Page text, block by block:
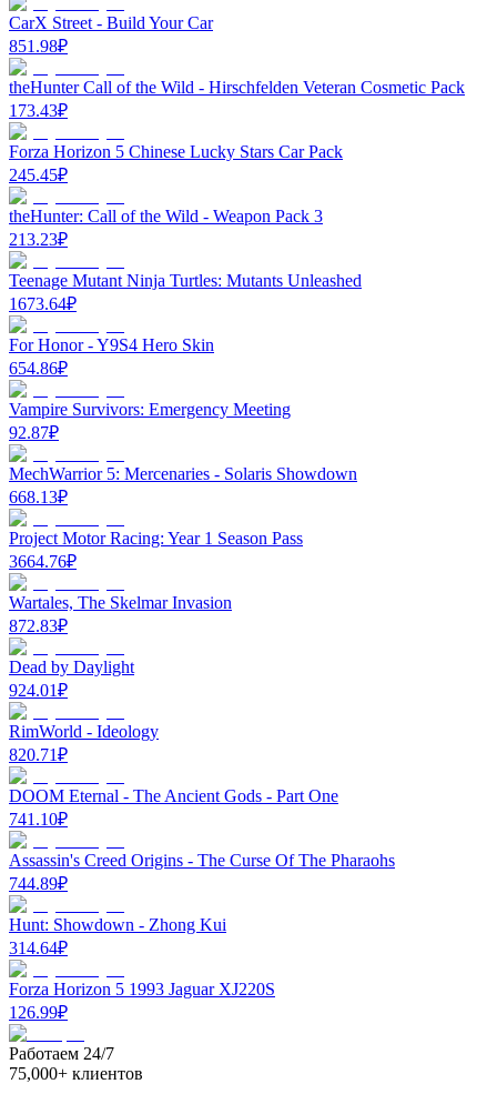
CarX Street - Build Your Car
851.98₽
theHunter Call of the Wild - Hirschfelden Veteran Cosmetic Pack
173.43₽
Forza Horizon 5 Chinese Lucky Stars Car Pack
245.45₽
theHunter: Call of the Wild - Weapon Pack 3
213.23₽
Teenage Mutant Ninja Turtles: Mutants Unleashed
1673.64₽
For Honor - Y9S4 Hero Skin
654.86₽
Vampire Survivors: Emergency Meeting
92.87₽
MechWarrior 5: Mercenaries - Solaris Showdown
668.13₽
Project Motor Racing: Year 1 Season Pass
3664.76₽
Wartales, The Skelmar Invasion
872.83₽
Dead by Daylight
924.01₽
RimWorld - Ideology
820.71₽
DOOM Eternal - The Ancient Gods - Part One
741.10₽
Assassin's Creed Origins - The Curse Of The Pharaohs
744.89₽
Hunt: Showdown - Zhong Kui
314.64₽
Forza Horizon 5 1993 Jaguar XJ220S
126.99₽
Работаем 24/7
75,000+ клиентов